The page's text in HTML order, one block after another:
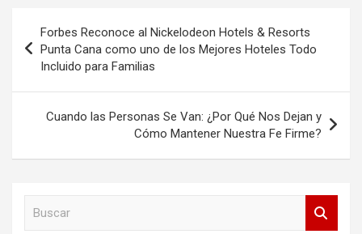
Navegación
de
entradas
Forbes Reconoce al Nickelodeon Hotels & Resorts
Punta Cana como uno de los Mejores Hoteles Todo
Incluido para Familias
Cuando las Personas Se Van: ¿Por Qué Nos Dejan y
Cómo Mantener Nuestra Fe Firme?